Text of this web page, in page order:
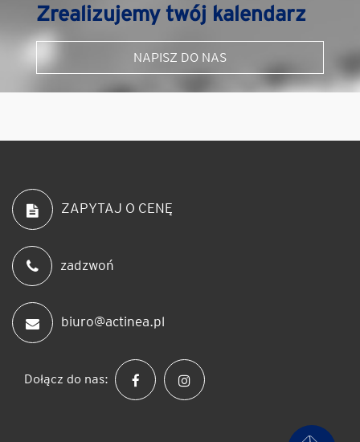
Zrealizujemy twój kalendarz
NAPISZ DO NAS
ZAPYTAJ O CENĘ
zadzwoń
biuro@actinea.pl
Dołącz do nas: